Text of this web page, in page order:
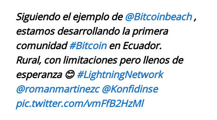
Siguiendo el ejemplo de@Bitcoinbeach,
estamos desarrollando la primera
comunidad#Bitcoinen Ecuador.
Rural, con limitaciones pero llenos de
esperanza 😊#LightningNetwork
@romanmartinezc @Konfidinse
pic.twitter.com/vmFfB2HzMl